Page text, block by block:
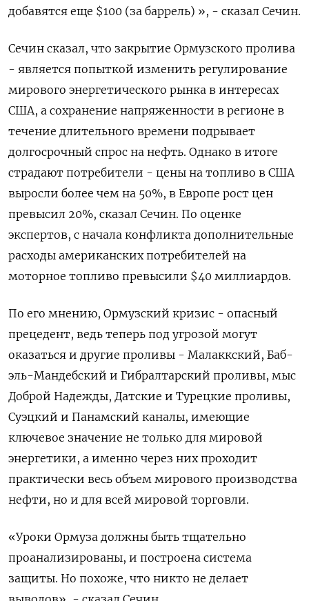
добавятся еще $100 (за баррель) », - сказал Сечин.
Сечин сказал, что закрытие Ормузского пролива
- является попыткой изменить регулирование
мирового энергетического рынка в интересах
США, а сохранение напряженности в регионе в
течение длительного времени подрывает
долгосрочный спрос на нефть. Однако в итоге
страдают потребители - цены на топливо в США
выросли более чем на 50%, в Европе рост цен
превысил 20%, сказал Сечин. По оценке
экспертов, с начала конфликта дополнительные
расходы американских потребителей на
моторное топливо превысили $40 миллиардов.
По его мнению, Ормузский кризис - опасный
прецедент, ведь теперь под угрозой могут
оказаться и другие проливы - Малаккский, Баб-
эль-Мандебский и Гибралтарский проливы, ​мыс
Доброй Надежды, Датские и Турецкие проливы,
⁠Суэцкий и Панамский каналы, имеющие
ключевое значение не только для мировой
энергетики, а именно через них проходит
практически весь объем мирового производства
нефти, но и для всей мировой торговли.
«Уроки ‌Ормуза должны быть тщательно
проанализированы, и построена система
защиты. Но похоже, что никто не делает